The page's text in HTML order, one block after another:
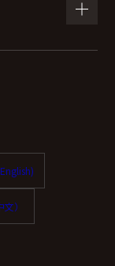
問い合わせ内
び問い合わ
保有個人デー
情報の取扱い
）